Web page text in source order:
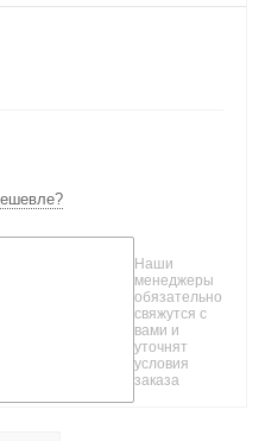
Наши
менеджеры
обязательно
свяжутся с
вами и
уточнят
условия
заказа